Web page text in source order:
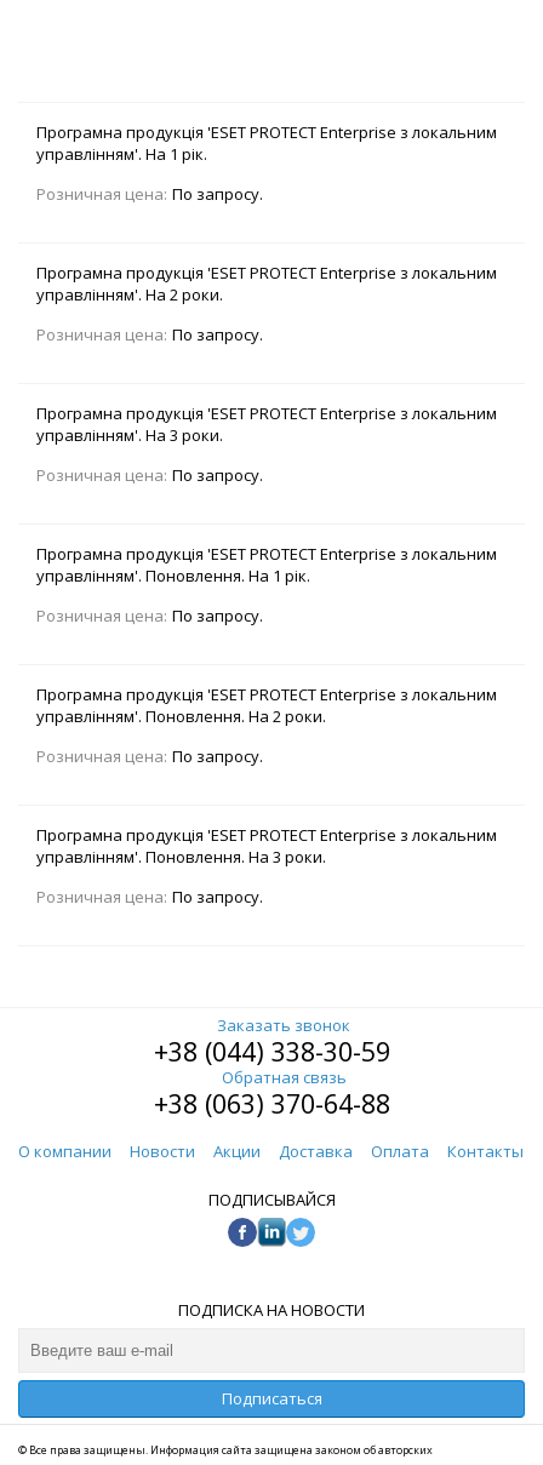
Програмна продукція 'ESET PROTECT Enterprise з локальним
управлінням'. На 1 рік.
Розничная цена: По запросу.
Програмна продукція 'ESET PROTECT Enterprise з локальним
управлінням'. На 2 роки.
Розничная цена: По запросу.
Програмна продукція 'ESET PROTECT Enterprise з локальним
управлінням'. На 3 роки.
Розничная цена: По запросу.
Програмна продукція 'ESET PROTECT Enterprise з локальним
управлінням'. Поновлення. На 1 рік.
Розничная цена: По запросу.
Програмна продукція 'ESET PROTECT Enterprise з локальним
управлінням'. Поновлення. На 2 роки.
Розничная цена: По запросу.
Програмна продукція 'ESET PROTECT Enterprise з локальним
управлінням'. Поновлення. На 3 роки.
Розничная цена: По запросу.
Заказать звонок
+38 (044) 338-30-59
Обратная связь
+38 (063) 370-64-88
О компании Новости Акции Доставка Оплата Контакты
ПОДПИСЫВАЙСЯ
ПОДПИСКА НА НОВОСТИ
Подписаться
© Все права защищены. Информация сайта защищена законом об авторских